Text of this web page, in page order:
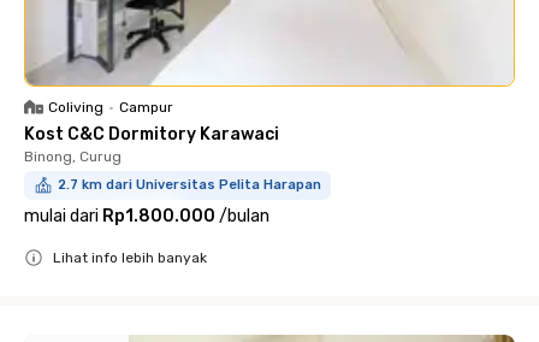
Coliving • Campur
Kost C&C Dormitory Karawaci
Binong, Curug
2.7 km dari Universitas Pelita Harapan
mulai dari Rp1.800.000 /bulan
Lihat info lebih banyak